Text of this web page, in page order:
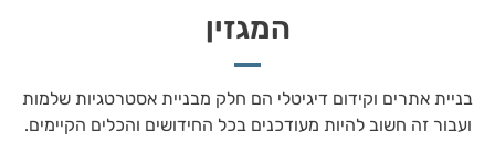
המגזין
בניית אתרים וקידום דיגיטלי הם חלק מבניית אסטרטגיות שלמות
ועבור זה חשוב להיות מעודכנים בכל החידושים והכלים הקיימים.